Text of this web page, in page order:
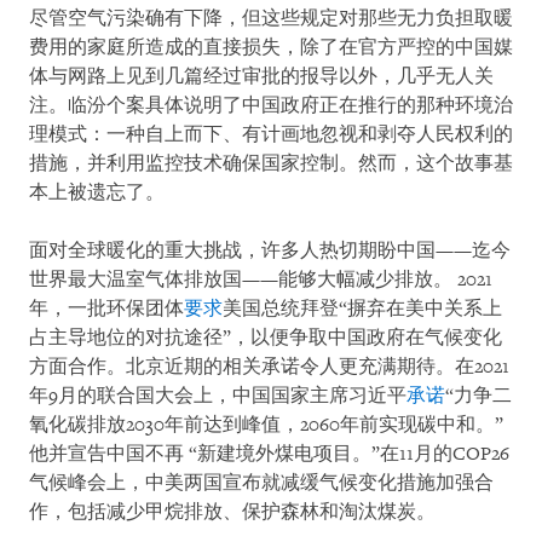
尽管空气污染确有下降，但这些规定对那些无力负担取暖
费用的家庭所造成的直接损失，除了在官方严控的中国媒
体与网路上见到几篇经过审批的报导以外，几乎无人关
注。临汾个案具体说明了中国政府正在推行的那种环境治
理模式：一种自上而下、有计画地忽视和剥夺人民权利的
措施，并利用监控技术确保国家控制。然而，这个故事基
本上被遗忘了。
面对全球暖化的重大挑战，许多人热切期盼中国——迄今
世界最大温室气体排放国——能够大幅减少排放。 2021
年，一批环保团体要求美国总统拜登“摒弃在美中关系上
占主导地位的对抗途径”，以便争取中国政府在气候变化
方面合作。北京近期的相关承诺令人更充满期待。在2021
年9月的联合国大会上，中国国家主席习近平承诺“力争二
氧化碳排放2030年前达到峰值，2060年前实现碳中和。”
他并宣告中国不再 “新建境外煤电项目。”在11月的COP26
气候峰会上，中美两国宣布就减缓气候变化措施加强合
作，包括减少甲烷排放、保护森林和淘汰煤炭。